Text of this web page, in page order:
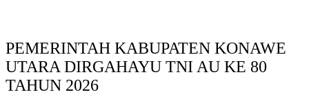
PEMERINTAH KABUPATEN KONAWE
UTARA DIRGAHAYU TNI AU KE 80
TAHUN 2026